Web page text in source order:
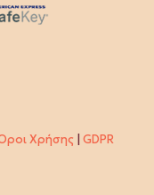
Χρήσης GDPR